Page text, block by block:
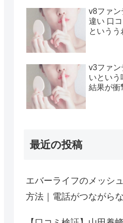
v8ファン
違い 口
というう
v3ファン
いという
結果が衝
最近の投稿
エバーライフのメッシ
方法｜電話がつながら